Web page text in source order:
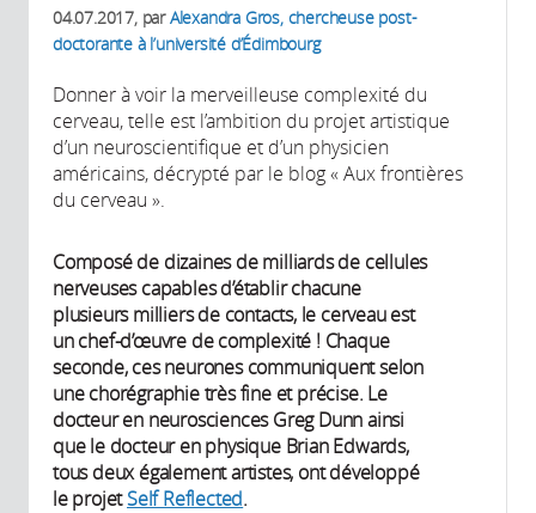
04.07.2017, parAlexandra Gros, chercheuse post-
doctorante à l’université d’Édimbourg
Donner à voir la merveilleuse complexité du
cerveau, telle est l’ambition du projet artistique
d’un neuroscientifique et d’un physicien
américains, décrypté par le blog « Aux frontières
du cerveau ».
Composé de dizaines de milliards de cellules
nerveuses capables d’établir chacune
plusieurs milliers de contacts, le cerveau est
un chef-d’œuvre de complexité ! Chaque
seconde, ces neurones communiquent selon
une chorégraphie très fine et précise. Le
docteur en neurosciences Greg Dunn ainsi
que le docteur en physique Brian Edwards,
tous deux également artistes, ont développé
le projetSelf Reflected.